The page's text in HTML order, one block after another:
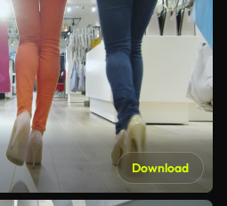
Download